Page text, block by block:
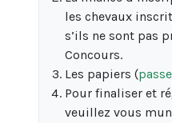
les chevaux
s’ils ne sont pas
Concours.
Les papiers (
Pour finaliser et
veuillez vous